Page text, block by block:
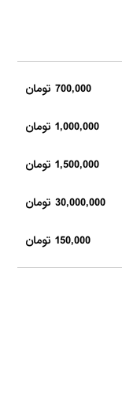
700,000 تومان
1,000,000 تومان
1,500,000 تومان
30,000,000 تومان
150,000 تومان